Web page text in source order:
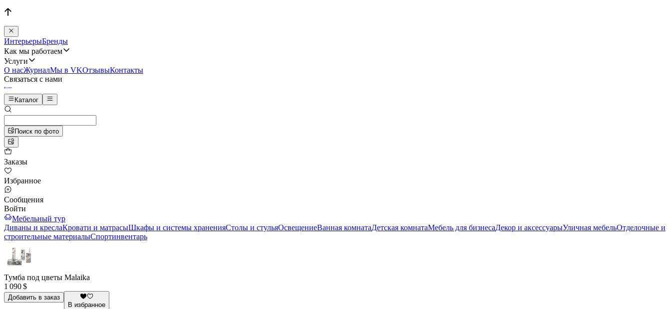
ИнтерьерыБренды
Как мы работаем
Услуги
О насЖурналМы в VKОтзывыКонтакты
Связаться с нами
Каталог
Поиск по фото
Заказы
Избранное
Сообщения
Войти
Мебельный тур
Диваны и креслаКровати и матрасыШкафы и системы храненияСтолы и стульяОсвещениеВанная комнатаДетская комнатаМебель для бизнесаДекор и аксессуарыУличная мебельОтделочные и
строительные материалыСпортинвентарь
Тумба под цветы Malaika
1 090 $
Добавить в заказ
В избранное